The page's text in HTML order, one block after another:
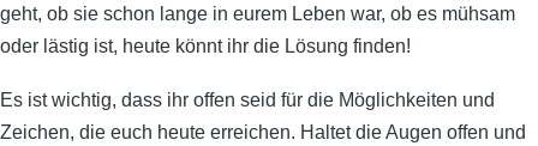
geht, ob sie schon lange in eurem Leben war, ob es mühsam
oder lästig ist, heute könnt ihr die Lösung finden!
Es ist wichtig, dass ihr offen seid für die Möglichkeiten und
Zeichen, die euch heute erreichen. Haltet die Augen offen und